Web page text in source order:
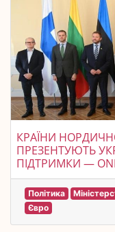
КРАЇНИ
ПРЕЗЕНТУЮТЬ
ПІДТРИМКИ —
Політика
Євро